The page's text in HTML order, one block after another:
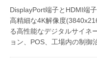
DisplayPort端子とHDMI端子
高精細な4K解像度
る高性能なデジタルサイネ
ョン、POS、工場内の制御